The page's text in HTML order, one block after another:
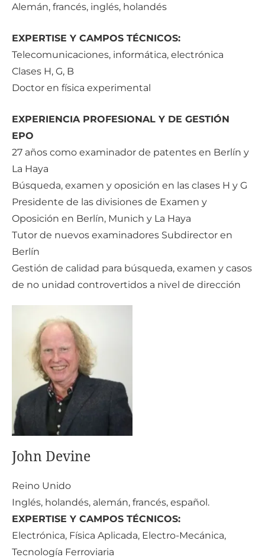
Alemán, francés, inglés, holandés
EXPERTISE Y CAMPOS TÉCNICOS:
Telecomunicaciones, informática, electrónica
Clases H, G, B
Doctor en física experimental
EXPERIENCIA PROFESIONAL Y DE GESTIÓN
EPO
27 años como examinador de patentes en Berlín y
La Haya
Búsqueda, examen y oposición en las clases H y G
Presidente de las divisiones de Examen y
Oposición en Berlín, Munich y La Haya
Tutor de nuevos examinadores Subdirector en
Berlín
Gestión de calidad para búsqueda, examen y casos
de no unidad controvertidos a nivel de dirección
John Devine
Reino Unido
Inglés, holandés, alemán, francés, español.
EXPERTISE Y CAMPOS TÉCNICOS:
Electrónica, Física Aplicada, Electro-Mecánica,
Tecnología Ferroviaria